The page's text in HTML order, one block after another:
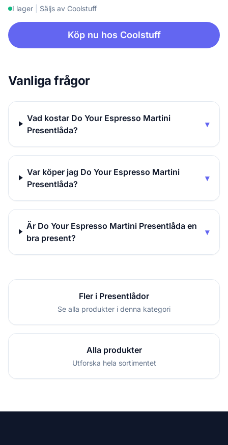
I lager Säljs av Coolstuff
Köp nu hos Coolstuff
Vanliga frågor
Vad kostar Do Your Espresso Martini
Presentlåda?
▾
Var köper jag Do Your Espresso Martini
Presentlåda?
▾
Är Do Your Espresso Martini Presentlåda en
bra present?
▾
Fler i Presentlådor
Se alla produkter i denna kategori
Alla produkter
Utforska hela sortimentet